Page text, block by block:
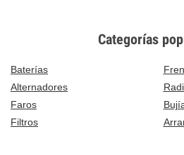
Categorías
Baterías
Alternadores
Faros
Filtros